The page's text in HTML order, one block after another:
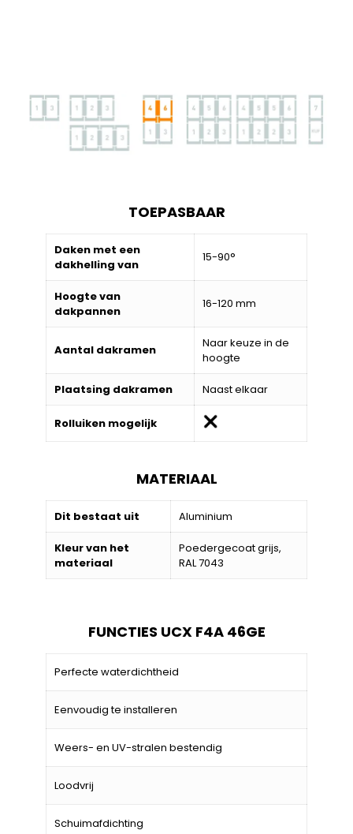
TOEPASBAAR
Daken met een
dakhelling van
15-90°
Hoogte van
dakpannen
16-120 mm
Aantal dakramen
Naar keuze in de
hoogte
Plaatsing dakramen Naast elkaar
Rolluiken mogelijk
MATERIAAL
Dit bestaat uit Aluminium
Kleur van het
materiaal
Poedergecoat grijs,
RAL 7043
FUNCTIES UCX F4A 46GE
Perfecte waterdichtheid
Eenvoudig te installeren
Weers- en UV-stralen bestendig
Loodvrij
Schuimafdichting